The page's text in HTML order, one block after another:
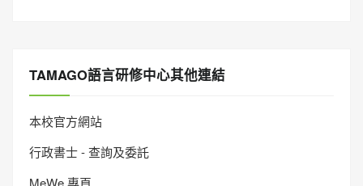
TAMAGO語言研修中心其他連結
本校官方網站
行政書士 - 查詢及委託
MeWe 專頁